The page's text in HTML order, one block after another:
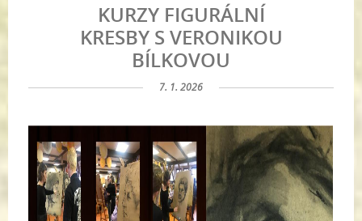
KURZY FIGURÁLNÍ
KRESBY S VERONIKOU
BÍLKOVOU
7. 1. 2026